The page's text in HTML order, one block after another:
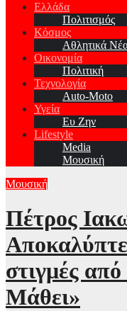
Ελλάδα
Πολιτισμός
Κόσμος
Αθλητικά
Οικονομία
Πολιτική
Τεχνολογία
Auto-Moto
Υγεία
Ευ Ζην
Lifestyle
Media
Μουσική
Μουσική
Πέτρος
στιγμές
Μάθει»